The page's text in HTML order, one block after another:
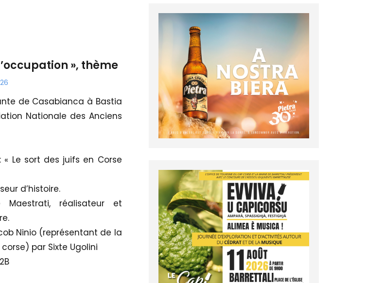
», thème
de Casabianca à Bastia
Nationale des Anciens
Le sort des juifs en Corse
d’histoire.
Maestrati, réalisateur et
Ninio (représentant de la
par Sixte Ugolini